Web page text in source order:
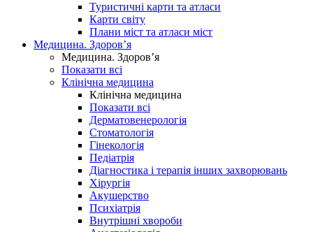
Туристичні карти та атласи
Карти світу
Плани міст та атласи міст
Медицина. Здоров’я
Медицина. Здоров’я
Показати всі
Клінічна медицина
Клінічна медицина
Показати всі
Дерматовенерологія
Стоматологія
Гінекологія
Педіатрія
Діагностика і терапія інших захворювань
Хірургія
Акушерство
Психіатрія
Внутрішні хвороби